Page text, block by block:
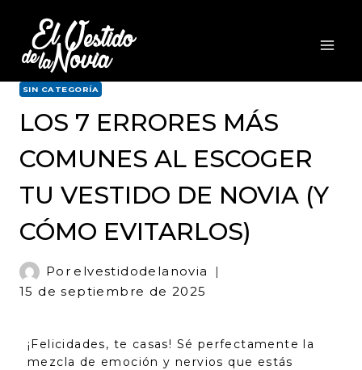
SIN CATEGORÍA
LOS 7 ERRORES MÁS
COMUNES AL ESCOGER
TU VESTIDO DE NOVIA (Y
CÓMO EVITARLOS)
Por elvestidodelanovia
15 de septiembre de 2025
¡Felicidades, te casas! Sé perfectamente la
mezcla de emoción y nervios que estás